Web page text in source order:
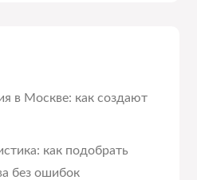
в Москве: как создают
как подобрать
без ошибок